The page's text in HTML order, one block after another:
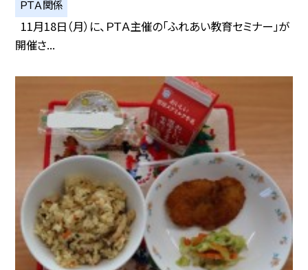
ＰＴＡ関係
11月18日（月）に、ＰＴＡ主催の「ふれあい教育セミナー」が
開催さ...